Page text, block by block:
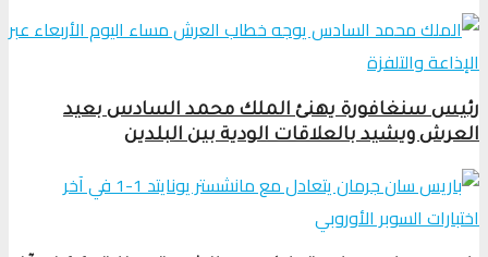
رئيس سنغافورة يهنئ الملك محمد السادس بعيد
العرش ويشيد بالعلاقات الودية بين البلدين